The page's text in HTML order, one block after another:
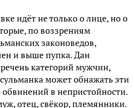
идёт не только о лице, но о
по воззрениям
законоведов,
и выше пупка. Дан
категорий мужчин,
может обнажать эти
обвинений в непристойности.
отец, свёкор, племянники.